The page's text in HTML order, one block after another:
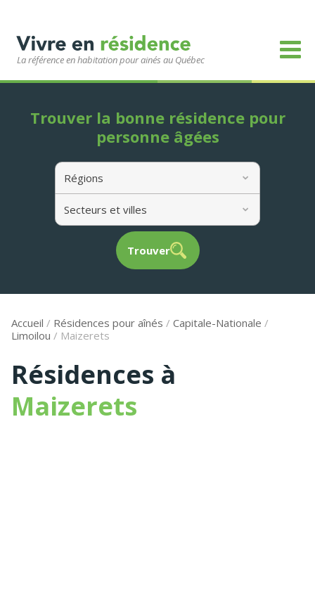
La référence en habitation pour ainés au Québec
Régions
Secteurs et villes
Trouver
Trouver la bonne résidence pour
personne âgées
Accueil / Résidences pour aînés / Capitale-Nationale /
Limoilou / Maizerets
Résidences à
Maizerets